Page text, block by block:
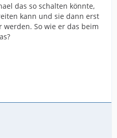
das so schalten könnte,
kann und sie dann erst
So wie er das beim